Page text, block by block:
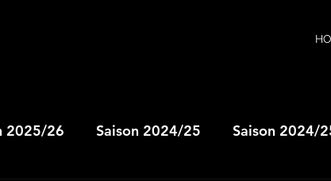
2025/26 Saison 2024/25 Saison 2024/